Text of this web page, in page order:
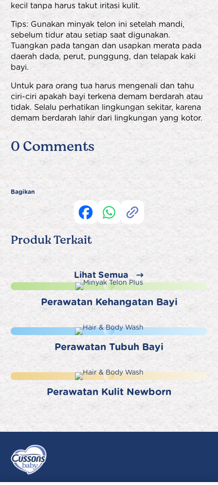
kecil tanpa harus takut iritasi kulit.
Tips: Gunakan minyak telon ini setelah mandi,
sebelum tidur atau setiap saat digunakan.
Tuangkan pada tangan dan usapkan merata pada
daerah dada, perut, punggung, dan telapak kaki
bayi.
Untuk para orang tua harus mengenali dan tahu
ciri-ciri apakah bayi terkena demam berdarah atau
tidak. Selalu perhatikan lingkungan sekitar, karena
demam berdarah lahir dari lingkungan yang kotor.
0 Comments
Bagikan
Produk Terkait
Lihat Semua
Perawatan Kehangatan Bayi
Perawatan Tubuh Bayi
Perawatan Kulit Newborn